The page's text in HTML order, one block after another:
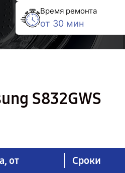
Время ремонта
от 30 мин
S832GWS
от Сроки